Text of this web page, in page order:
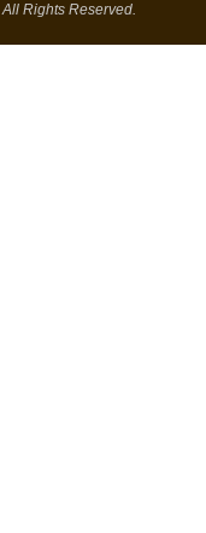
All Rights Reserved.